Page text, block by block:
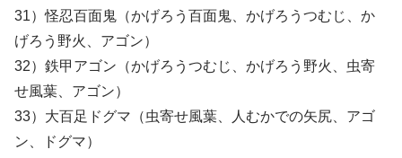
31）怪忍百面鬼（かげろう百面鬼、かげろうつむじ、か
げろう野火、アゴン）
32）鉄甲アゴン（かげろうつむじ、かげろう野火、虫寄
せ風葉、アゴン）
33）大百足ドグマ（虫寄せ風葉、人むかでの矢尻、アゴ
ン、ドグマ）